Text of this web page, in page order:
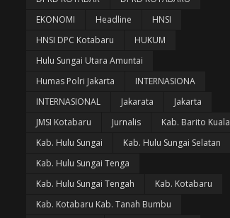
EKONOMI
Headline
HNSI
HNSI DPC Kotabaru
HUKUM
Hulu Sungai Utara Amuntai
Humas Polri Jakarta
INTERNASIONA
INTERNASIONAL
Jakarata
Jakarta
JMSI Kotabaru
Jurnalis
Kab. Barito Kuala
Kab. Hulu Sungai
Kab. Hulu Sungai Selatan
Kab. Hulu Sungai Tenga
Kab. Hulu Sungai Tengah
Kab. Kotabaru
Kab. Kotabaru Kab. Tanah Bumbu